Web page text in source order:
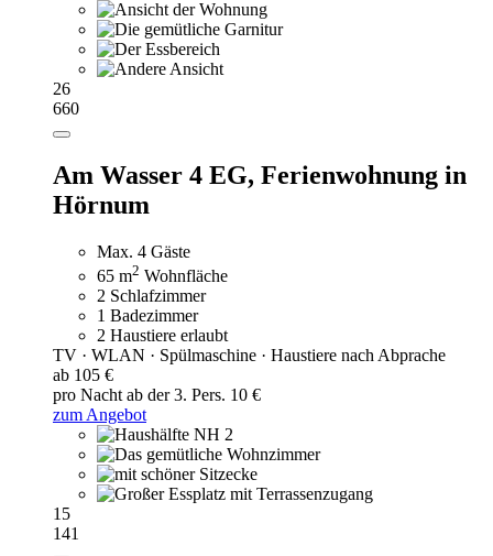
26
660
Am Wasser 4 EG, Ferienwohnung in
Hörnum
Max. 4 Gäste
65 m2 Wohnfläche
2 Schlafzimmer
1 Badezimmer
2 Haustiere erlaubt
TV · WLAN · Spülmaschine · Haustiere nach Abprache
ab 105 €
pro Nacht ab der 3. Pers. 10 €
zum Angebot
15
141